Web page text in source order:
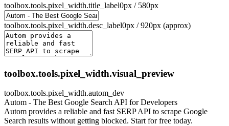
toolbox.tools.pixel_width.title_label0px / 580px
toolbox.tools.pixel_width.desc_label0px /920px (approx)
toolbox.tools.pixel_width.visual_preview
toolbox.tools.pixel_width.autom_dev
Autom - The Best Google Search API for Developers
Autom provides a reliable and fast SERP API to scrape Google
Search results without getting blocked. Start for free today.